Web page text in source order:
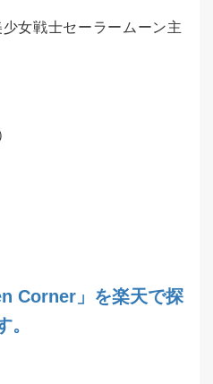
女戦士セーラームーン主
Corner」を楽天で探
。